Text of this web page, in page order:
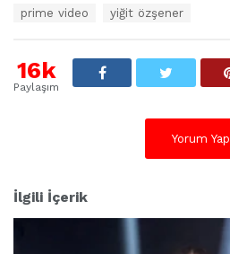
r
prime video
yiğit özşener
16k
Paylaşım
Yorum Yap
İlgili İçerik